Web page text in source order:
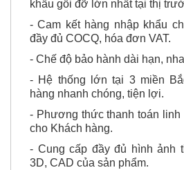
-Cam kết hàng nhập khẩu
đầy đủ COCQ, hóa đơn VAT.
-Chế độ bảo hành dài hạn,
-Hệ thống lớn tại 3 miền
hàng nhanh chóng, tiện lợi.
-Phương thức thanh toán linh
cho Khách hàng.
-Cung cấp đầy đủ hình ảnh
3D, CAD của sản phẩm.
-Đội ngũ hỗ trợ chăm sóc